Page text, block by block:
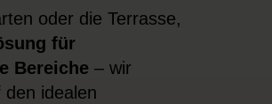
oder die Terrasse,
für
Bereiche – wir
den idealen